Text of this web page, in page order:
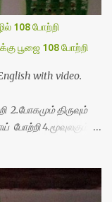
108 போற்றி
பூஜை 108 போற்றி
English with video.
திருவும்
போற்றி 4.மூவுலகும்
பொலிந்தாய்